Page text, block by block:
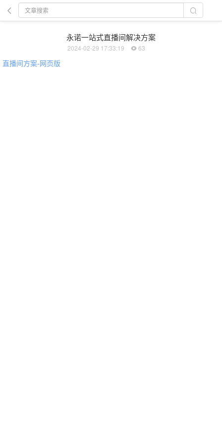
永诺一站式直播间解决方案
2024-02-29 17:33:19 63
直播间方案-网页版